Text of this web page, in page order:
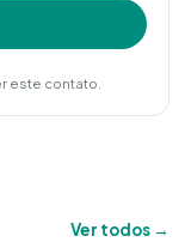
este contato.
Ver todos →